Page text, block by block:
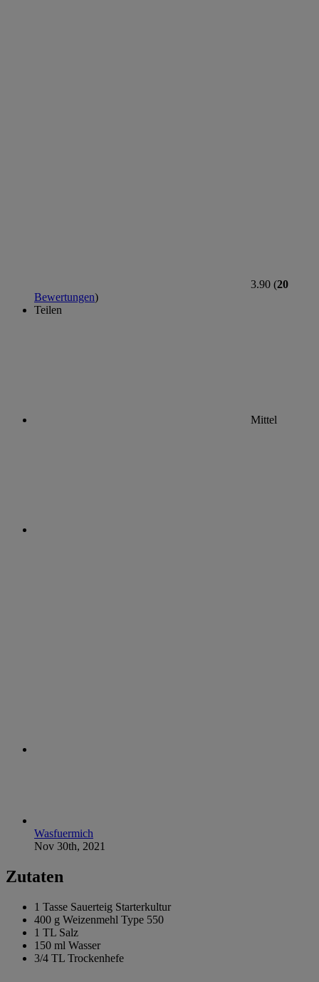
3.90 (20
Bewertungen)
Teilen
Mittel
Wasfuermich
Nov 30th, 2021
Zutaten
1 Tasse Sauerteig Starterkultur
400 g Weizenmehl Type 550
1 TL Salz
150 ml Wasser
3/4 TL Trockenhefe